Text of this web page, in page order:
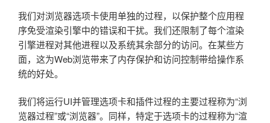
我们对浏览器选项卡使用单独的过程，以保护整个应用程
序免受渲染引擎中的错误和干扰。我们还限制了每个渲染
引擎进程对其他进程以及系统其余部分的访问。在某些方
面，这为Web浏览带来了内存保护和访问控制带给操作系
统的好处。
我们将运行UI并管理选项卡和插件过程的主要过程称为“浏
览器过程”或“浏览器”。同样，特定于选项卡的过程称为“渲